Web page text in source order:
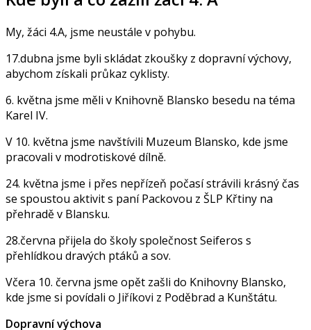
My, žáci 4.A, jsme neustále v pohybu.
17.dubna jsme byli skládat zkoušky z dopravní výchovy,
abychom získali průkaz cyklisty.
6. května jsme měli v Knihovně Blansko besedu na téma
Karel IV.
V 10. května jsme navštívili Muzeum Blansko, kde jsme
pracovali v modrotiskové dílně.
24. května jsme i přes nepřízeň počasí strávili krásný čas
se spoustou aktivit s paní Packovou z ŠLP Křtiny na
přehradě v Blansku.
28.června přijela do školy společnost Seiferos s
přehlídkou dravých ptáků a sov.
Včera 10. června jsme opět zašli do Knihovny Blansko,
kde jsme si povídali o Jiříkovi z Poděbrad a Kunštátu.
Dopravní výchova